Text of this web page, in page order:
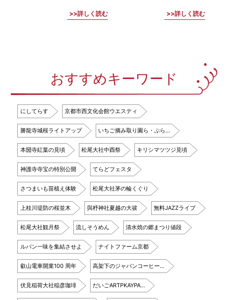
詳しく読む 詳しく読む
おすすめキーワード
にしてらす 京都市西文化会館ウエスティ
勝龍寺城桜ライトアップ いちご摘み取り園ら・ぷら…
本圀寺紅葉の見頃 松尾大社中酉祭 キリシマツツジ見頃
神護寺寺宝の特別公開 てらどフェスタ
さつまいも苗植え体験 松尾大社茅の輪くぐり
上桂川堤防の桜並木 與杼神社夏越の大祓 無料JAZZライブ
松尾大社観月祭 流しそうめん 清水焼の郷まつり値段
ルパン一味を集結させよ ナイトファーム京都
叡山電車開業100 周年 高架下のジャパンコーヒー…
伏見稲荷大社稲彦珈琲 だいごARTPKAYPA…